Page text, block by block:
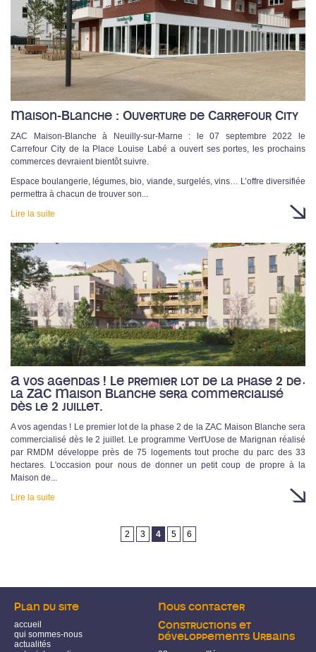
Maison-Blanche : Ouverture de Carrefour City
ZAC Maison-Blanche à Neuilly-sur-Marne : le 07 septembre 2022 le
Carrefour City de la Place Louise Labé a ouvert ses portes, les prochains
commerces devraient bientôt suivre.
Espace boulangerie, légumes, bio, viande, surgelés, vins… L’offre diversifiée
permettra à chacun de trouver son...
Lire la suite
A vos agendas ! Le premier lot de la phase 2 de
la ZAC Maison Blanche sera commercialisé
dès le 2 juillet.
A vos agendas ! Le premier lot de la phase 2 de la ZAC Maison Blanche sera
commercialisé dès le 2 juillet. Le programme Vert'Uose de Marignan réalisé
par RMDM développe près de 75 logements tout proche du parc des 33
hectares. L'occasion pour nous de donner un petit coup de propre à la
Maison de...
Lire la suite
2 3 4 5 6
Plan du site
accueil
qui sommes-nous
actualités
Nous contacter
Constructions et
développements Urbains